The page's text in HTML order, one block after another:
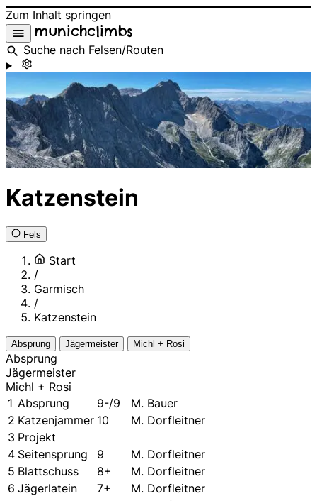
Zum Inhalt springen
munichclimbs
Suche nach Felsen/Routen
Katzenstein
Fels
Start
/
Garmisch
/
Katzenstein
Absprung Jägermeister Michl + Rosi
Absprung
Jägermeister
Michl + Rosi
1 Absprung 9-/9
M. Bauer
2 Katzenjammer 10
M. Dorfleitner
3 Projekt
4 Seitensprung 9
M. Dorfleitner
5 Blattschuss 8+
M. Dorfleitner
6 Jägerlatein 7+
M. Dorfleitner